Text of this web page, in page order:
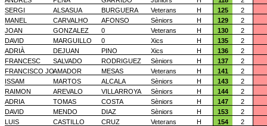
SERGI
ALSASUA BURGUERA Veterans H 125
2
MANEL
CARVALHO AFONSO Sèniors H 129
2
JOAN
GONZALEZ 0 Veterans H 130
2
DAVID
MARGUILLO 0 Xics H 135
2
ADRIÀ
DEJUAN PINO Xics H 136
2
FRANCESC
SALVADO RODRIGUEZ Sèniors H 137
2
FRANCISCO JOAMADOR MESAS Veterans H 141
2
ISSAM
MARTOS ALCALA Sèniors H 143
2
RAIMON
AREVALO VILLARROYA Sèniors H 144
2
ADRIA
TOMAS COSTA Sèniors H 147
2
DAVID
MENDO DIAZ Sèniors H 153
2
LUIS
CASTILLO CRUZ Veterans H 154
2